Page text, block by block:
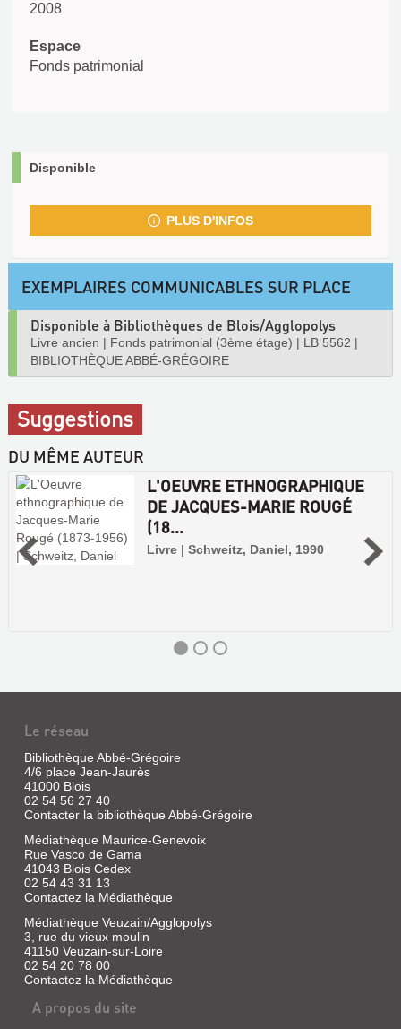
2008
Espace
Fonds patrimonial
Disponible
PLUS D'INFOS
EXEMPLAIRES COMMUNICABLES SUR PLACE
Disponible à Bibliothèques de Blois/Agglopolys
Livre ancien | Fonds patrimonial (3ème étage) | LB 5562 |
BIBLIOTHÈQUE ABBÉ-GRÉGOIRE
Suggestions
DU MÊME AUTEUR
L'OEUVRE ETHNOGRAPHIQUE
DE JACQUES-MARIE ROUGÉ
(18...
Livre | Schweitz, Daniel, 1990
L'OEUVRE
ETHNOGRAPHIQUE
JACQUES-
MARIE
ROUGÉ
Livre
Le réseau
Bibliothèque Abbé-Grégoire
4/6 place Jean-Jaurès
41000 Blois
02 54 56 27 40
Contacter la bibliothèque Abbé-Grégoire
Médiathèque Maurice-Genevoix
Rue Vasco de Gama
41043 Blois Cedex
02 54 43 31 13
Contactez la Médiathèque
Médiathèque Veuzain/Agglopolys
3, rue du vieux moulin
41150 Veuzain-sur-Loire
02 54 20 78 00
Contactez la Médiathèque
A propos du site